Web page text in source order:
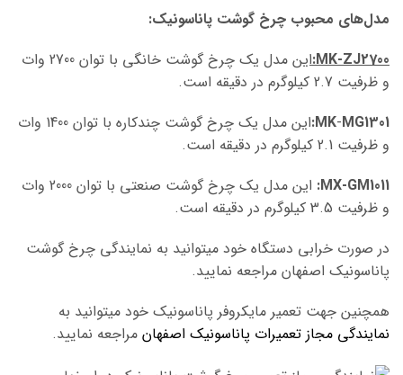
مدل‌های محبوب چرخ گوشت پاناسونیک:
MK-ZJ2700:این
مدل یک چرخ گوشت خانگی با توان 2700 وات
و ظرفیت 2.7 کیلوگرم در دقیقه است.
MK-MG1301:
این مدل یک چرخ گوشت چندکاره با توان 1400 وات
و ظرفیت 2.1 کیلوگرم در دقیقه است.
MX-GM1011:
این مدل یک چرخ گوشت صنعتی با توان 2000 وات
و ظرفیت 3.5 کیلوگرم در دقیقه است.
در صورت خرابی دستگاه خود میتوانید به نمایندگی چرخ گوشت
پاناسونیک اصفهان مراجعه نمایید.
همچنین جهت تعمیر مایکروفر پاناسونیک خود میتوانید به
نمایندگی مجاز تعمیرات پاناسونیک اصفهان مراجعه نمایید.